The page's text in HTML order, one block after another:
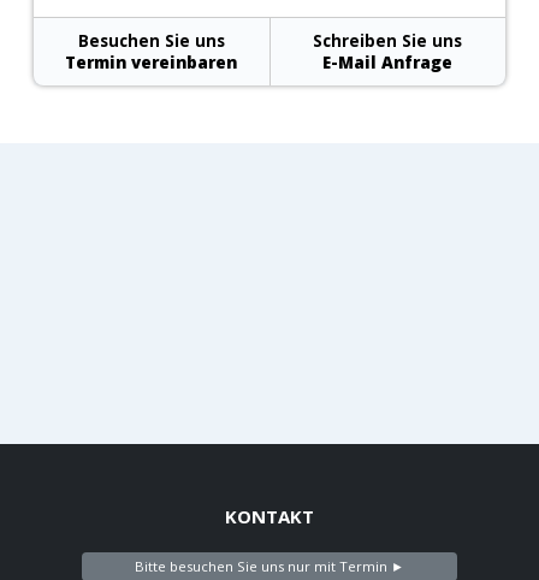
Besuchen Sie uns
Termin vereinbaren
Schreiben Sie uns
E-Mail Anfrage
KONTAKT
Bitte besuchen Sie uns nur mit Termin ►